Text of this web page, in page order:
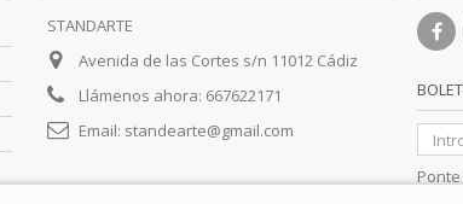
STANDARTE
Avenida de las Cortes s/n 11012 Cádiz
Llámenos ahora: 667622171
Email: standearte@gmail.com